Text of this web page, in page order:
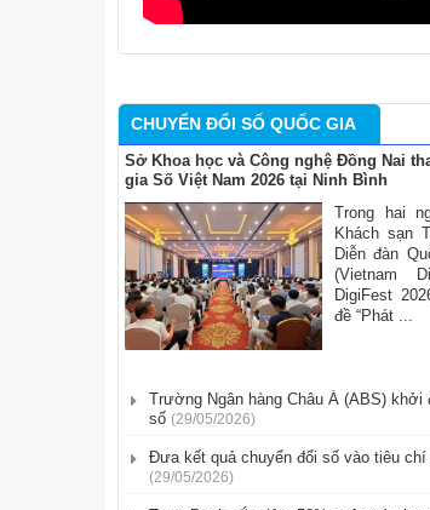
CHUYỂN ĐỔI SỐ QUỐC GIA
Sở Khoa học và Công nghệ Đồng Nai
gia Số Việt Nam 2026 tại Ninh Bình
Trong hai
Khách sạn
Diễn đàn
(Vietnam
DigiFest
đề “Phát ...
Trường Ngân hàng Châu Á (ABS) khởi
số (29/05/2026)
​Đưa kết quả chuyển đổi số vào tiêu chí
(29/05/2026)